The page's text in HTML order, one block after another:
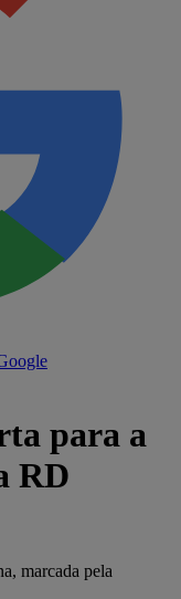
para a
RD
marcada pela